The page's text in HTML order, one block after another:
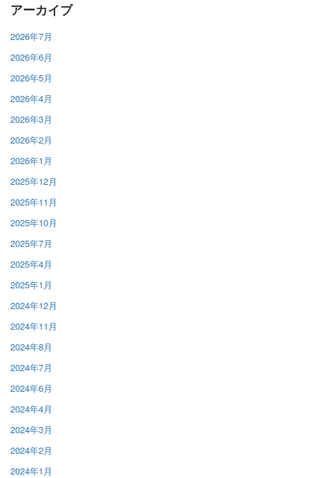
アーカイブ
2026年7月
2026年6月
2026年5月
2026年4月
2026年3月
2026年2月
2026年1月
2025年12月
2025年11月
2025年10月
2025年7月
2025年4月
2025年1月
2024年12月
2024年11月
2024年8月
2024年7月
2024年6月
2024年4月
2024年3月
2024年2月
2024年1月